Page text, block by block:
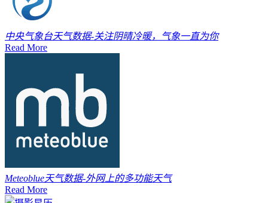
中央气象台天气数据-关注阴晴冷暖，气象一直为你
Read More
Meteoblue天气数据-外网上的多功能天气
Read More